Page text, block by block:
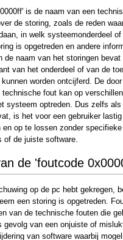
is de naam van een
de storing, zoals de reden
in welk systeemonderdeel of
is opgetreden en andere
de naam van het storingen bevat
van het onderdeel of van de
worden ontcijferd. De
technische fout kan op
systeem optreden. Dus zelfs als
is het voor een gebruiker
en op te lossen zonder specifieke
of de juiste software.
de 'foutcode
op de pc hebt gekregen,
een storing is opgetreden.
van de technische fouten die
gevolg van een onjuiste of
van software waarbij